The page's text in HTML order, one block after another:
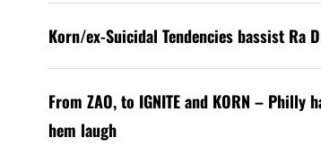
Korn/ex-Suicidal Tendencies bassist
From ZAO, to IGNITE and KORN –
hem laugh